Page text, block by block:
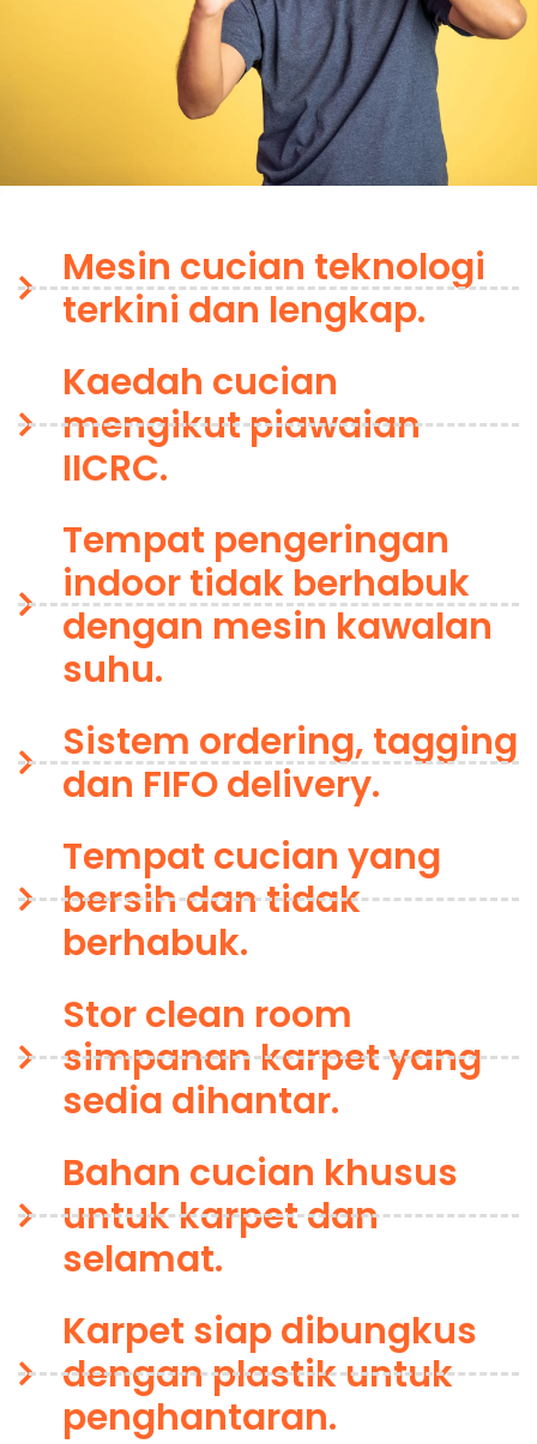
Mesin cucian teknologi
terkini dan lengkap.
Kaedah cucian
mengikut piawaian
IICRC.
Tempat pengeringan
indoor tidak berhabuk
dengan mesin kawalan
suhu.
Sistem ordering, tagging
dan FIFO delivery.
Tempat cucian yang
bersih dan tidak
berhabuk.
Stor clean room
simpanan karpet yang
sedia dihantar.
Bahan cucian khusus
untuk karpet dan
selamat.
Karpet siap dibungkus
dengan plastik untuk
penghantaran.